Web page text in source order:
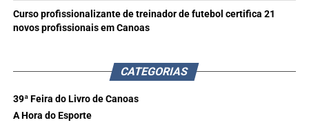
Curso profissionalizante de treinador de futebol certifica 21
novos profissionais em Canoas
CATEGORIAS
39ª Feira do Livro de Canoas
A Hora do Esporte